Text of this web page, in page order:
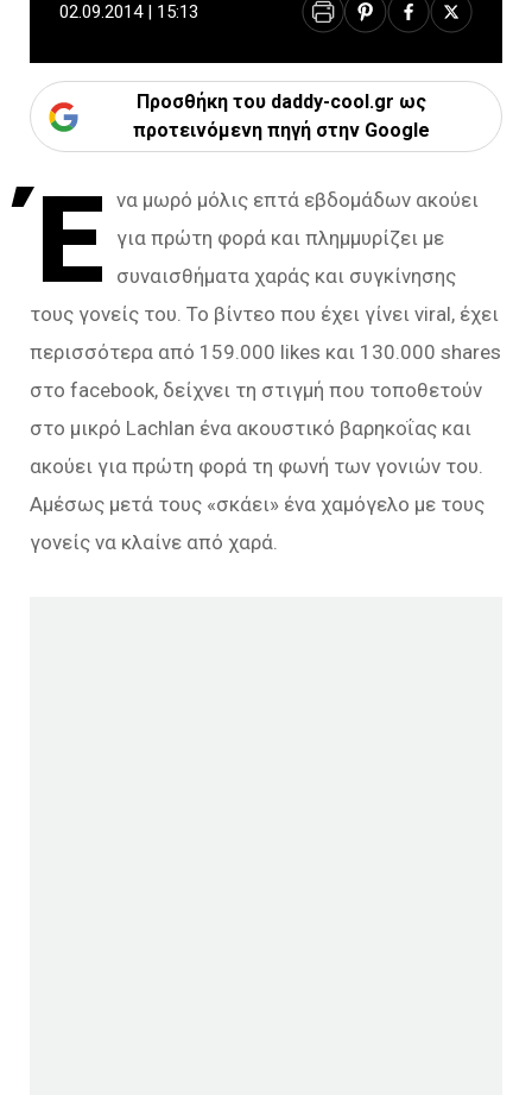
02.09.2014 | 15:13
Προσθήκη του daddy-cool.gr ως
προτεινόμενη πηγή στην Google
Έ
να μωρό μόλις επτά εβδομάδων ακούει
για πρώτη φορά και πλημμυρίζει με
συναισθήματα χαράς και συγκίνησης
τους γονείς του. Το βίντεο που έχει γίνει viral, έχει
περισσότερα από 159.000 likes και 130.000 shares
στο facebook, δείχνει τη στιγμή που τοποθετούν
στο μικρό Lachlan ένα ακουστικό βαρηκοΐας και
ακούει για πρώτη φορά τη φωνή των γονιών του.
Αμέσως μετά τους «σκάει» ένα χαμόγελο με τους
γονείς να κλαίνε από χαρά.